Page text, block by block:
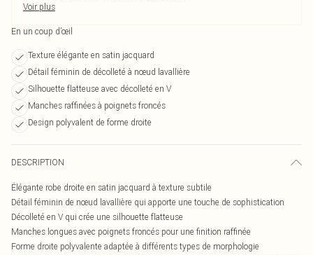
Voir plus
En un coup d’œil
Texture élégante en satin jacquard
Détail féminin de décolleté à nœud lavallière
Silhouette flatteuse avec décolleté en V
Manches raffinées à poignets froncés
Design polyvalent de forme droite
DESCRIPTION
Élégante robe droite en satin jacquard à texture subtile
Détail féminin de nœud lavallière qui apporte une touche de sophistication
Décolleté en V qui crée une silhouette flatteuse
Manches longues avec poignets froncés pour une finition raffinée
Forme droite polyvalente adaptée à différents types de morphologie